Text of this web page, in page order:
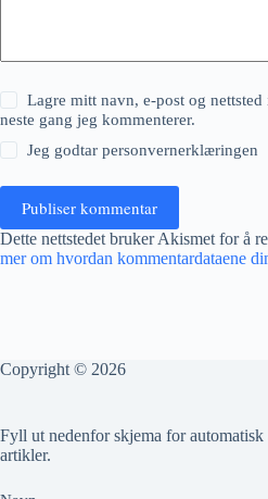
Lagre mitt navn, e-post og
neste gang jeg kommenterer.
Jeg godtarpersonvernerklæringen
Publiser kommentar
Dette nettstedet bruker Akismet for å
mer om hvordan kommentardataene
Copyright © 2026
Fyll ut nedenfor skjema for
artikler.